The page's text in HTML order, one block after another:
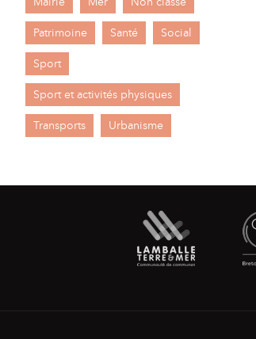
Patrimoine Santé Social
Sport
Sport et activités physiques
Transports Urbanisme